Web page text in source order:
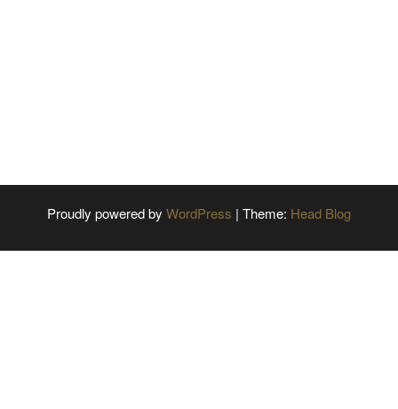
Proudly powered by WordPress | Theme: Head Blog